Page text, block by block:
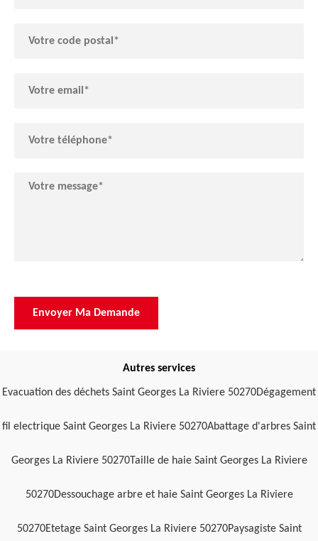
Autres services
Evacuation des déchets Saint Georges La Riviere 50270Dégagement
fil electrique Saint Georges La Riviere 50270Abattage d'arbres Saint
Georges La Riviere 50270Taille de haie Saint Georges La Riviere
50270Dessouchage arbre et haie Saint Georges La Riviere
50270Etetage Saint Georges La Riviere 50270Paysagiste Saint